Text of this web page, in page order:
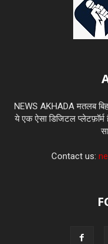
NEWS AKHADA मतलब
ये एक ऐसा डिजिटल प्लेटफ़ॉर्म
Contact us: